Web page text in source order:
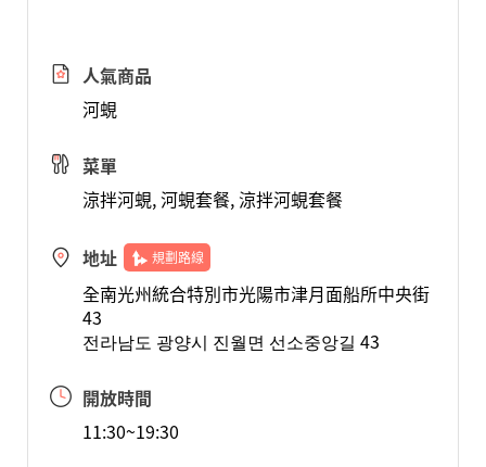
人氣商品
河蜆
菜單
涼拌河蜆, 河蜆套餐, 涼拌河蜆套餐
地址 規劃路線
全南光州統合特別市光陽市津月面船所中央街
43
전라남도 광양시 진월면 선소중앙길 43
開放時間
11:30~19:30